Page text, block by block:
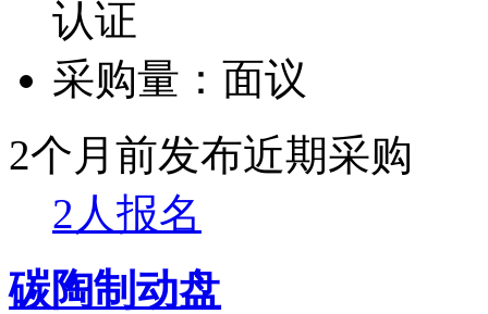
认证
采购量： 面议
2个月前发布近期采购
2人报名
碳陶制动盘